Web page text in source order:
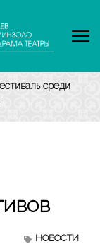
среди
НОВОСТИ